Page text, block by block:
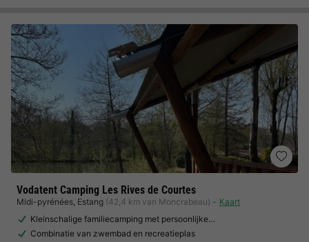
Vodatent Camping Les Rives de Courtes
Midi-pyrénées, Estang (42,4 km van Moncrabeau)
Kaart
Kleinschalige familiecamping met persoonlijke…
Combinatie van zwembad en recreatieplas